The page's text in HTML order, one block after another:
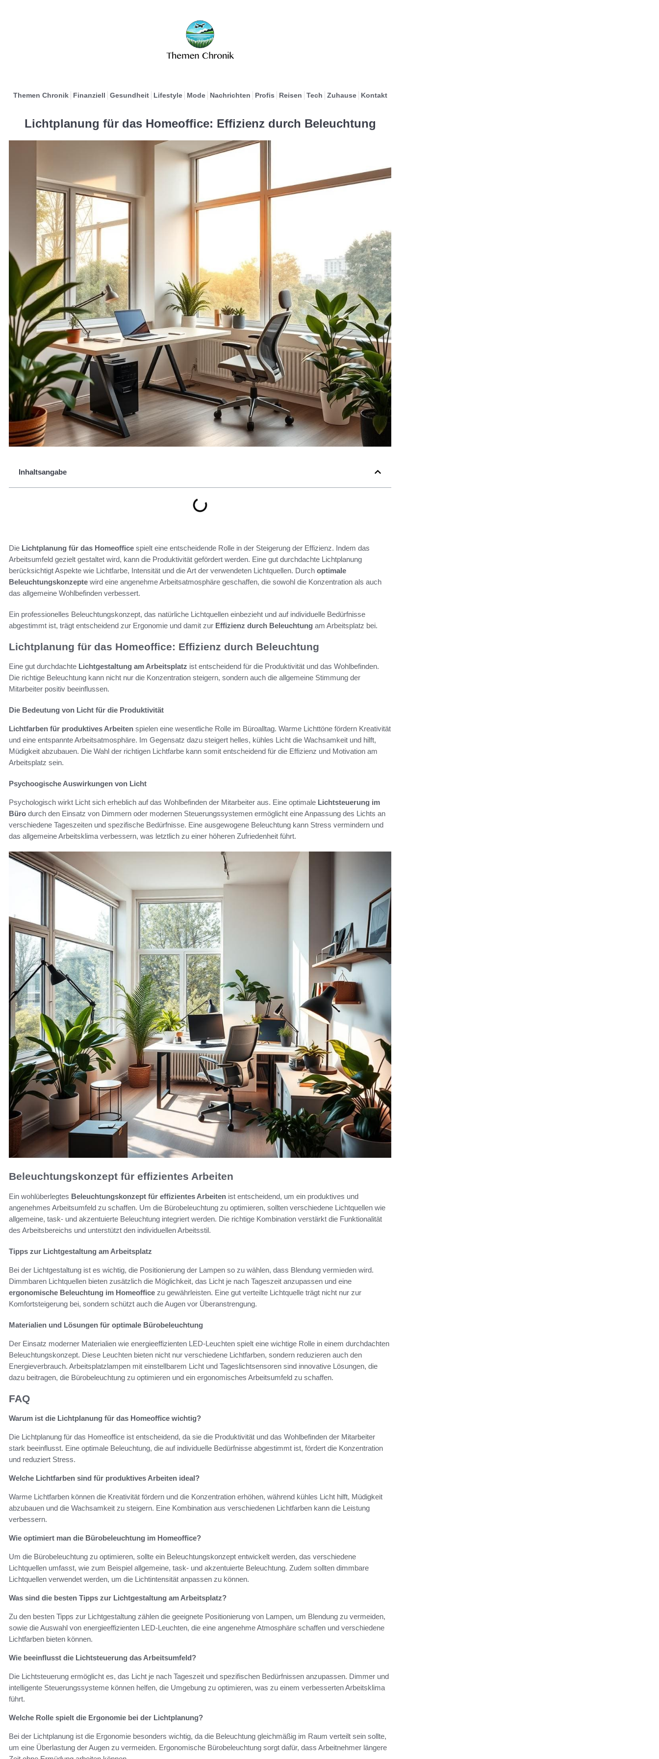
Themen Chronik Finanziell Gesundheit Lifestyle Mode Nachrichten Profis Reisen Tech Zuhause Kontakt
Lichtplanung für das Homeoffice: Effizienz durch Beleuchtung
Inhaltsangabe
Die Lichtplanung für das Homeoffice spielt eine entscheidende Rolle in der Steigerung der Effizienz. Indem das
Arbeitsumfeld gezielt gestaltet wird, kann die Produktivität gefördert werden. Eine gut durchdachte Lichtplanung
berücksichtigt Aspekte wie Lichtfarbe, Intensität und die Art der verwendeten Lichtquellen. Durch optimale
Beleuchtungskonzepte wird eine angenehme Arbeitsatmosphäre geschaffen, die sowohl die Konzentration als auch
das allgemeine Wohlbefinden verbessert.
Ein professionelles Beleuchtungskonzept, das natürliche Lichtquellen einbezieht und auf individuelle Bedürfnisse
abgestimmt ist, trägt entscheidend zur Ergonomie und damit zur Effizienz durch Beleuchtung am Arbeitsplatz bei.
Lichtplanung für das Homeoffice: Effizienz durch Beleuchtung
Eine gut durchdachte Lichtgestaltung am Arbeitsplatz ist entscheidend für die Produktivität und das Wohlbefinden.
Die richtige Beleuchtung kann nicht nur die Konzentration steigern, sondern auch die allgemeine Stimmung der
Mitarbeiter positiv beeinflussen.
Die Bedeutung von Licht für die Produktivität
Lichtfarben für produktives Arbeiten spielen eine wesentliche Rolle im Büroalltag. Warme Lichttöne fördern Kreativität
und eine entspannte Arbeitsatmosphäre. Im Gegensatz dazu steigert helles, kühles Licht die Wachsamkeit und hilft,
Müdigkeit abzubauen. Die Wahl der richtigen Lichtfarbe kann somit entscheidend für die Effizienz und Motivation am
Arbeitsplatz sein.
Psychoogische Auswirkungen von Licht
Psychologisch wirkt Licht sich erheblich auf das Wohlbefinden der Mitarbeiter aus. Eine optimale Lichtsteuerung im
Büro durch den Einsatz von Dimmern oder modernen Steuerungssystemen ermöglicht eine Anpassung des Lichts an
verschiedene Tageszeiten und spezifische Bedürfnisse. Eine ausgewogene Beleuchtung kann Stress vermindern und
das allgemeine Arbeitsklima verbessern, was letztlich zu einer höheren Zufriedenheit führt.
Beleuchtungskonzept für effizientes Arbeiten
Ein wohlüberlegtes Beleuchtungskonzept für effizientes Arbeiten ist entscheidend, um ein produktives und
angenehmes Arbeitsumfeld zu schaffen. Um die Bürobeleuchtung zu optimieren, sollten verschiedene Lichtquellen wie
allgemeine, task- und akzentuierte Beleuchtung integriert werden. Die richtige Kombination verstärkt die Funktionalität
des Arbeitsbereichs und unterstützt den individuellen Arbeitsstil.
Tipps zur Lichtgestaltung am Arbeitsplatz
Bei der Lichtgestaltung ist es wichtig, die Positionierung der Lampen so zu wählen, dass Blendung vermieden wird.
Dimmbaren Lichtquellen bieten zusätzlich die Möglichkeit, das Licht je nach Tageszeit anzupassen und eine
ergonomische Beleuchtung im Homeoffice zu gewährleisten. Eine gut verteilte Lichtquelle trägt nicht nur zur
Komfortsteigerung bei, sondern schützt auch die Augen vor Überanstrengung.
Materialien und Lösungen für optimale Bürobeleuchtung
Der Einsatz moderner Materialien wie energieeffizienten LED-Leuchten spielt eine wichtige Rolle in einem durchdachten
Beleuchtungskonzept. Diese Leuchten bieten nicht nur verschiedene Lichtfarben, sondern reduzieren auch den
Energieverbrauch. Arbeitsplatzlampen mit einstellbarem Licht und Tageslichtsensoren sind innovative Lösungen, die
dazu beitragen, die Bürobeleuchtung zu optimieren und ein ergonomisches Arbeitsumfeld zu schaffen.
FAQ
Warum ist die Lichtplanung für das Homeoffice wichtig?
Die Lichtplanung für das Homeoffice ist entscheidend, da sie die Produktivität und das Wohlbefinden der Mitarbeiter
stark beeinflusst. Eine optimale Beleuchtung, die auf individuelle Bedürfnisse abgestimmt ist, fördert die Konzentration
und reduziert Stress.
Welche Lichtfarben sind für produktives Arbeiten ideal?
Warme Lichtfarben können die Kreativität fördern und die Konzentration erhöhen, während kühles Licht hilft, Müdigkeit
abzubauen und die Wachsamkeit zu steigern. Eine Kombination aus verschiedenen Lichtfarben kann die Leistung
verbessern.
Wie optimiert man die Bürobeleuchtung im Homeoffice?
Um die Bürobeleuchtung zu optimieren, sollte ein Beleuchtungskonzept entwickelt werden, das verschiedene
Lichtquellen umfasst, wie zum Beispiel allgemeine, task- und akzentuierte Beleuchtung. Zudem sollten dimmbare
Lichtquellen verwendet werden, um die Lichtintensität anpassen zu können.
Was sind die besten Tipps zur Lichtgestaltung am Arbeitsplatz?
Zu den besten Tipps zur Lichtgestaltung zählen die geeignete Positionierung von Lampen, um Blendung zu vermeiden,
sowie die Auswahl von energieeffizienten LED-Leuchten, die eine angenehme Atmosphäre schaffen und verschiedene
Lichtfarben bieten können.
Wie beeinflusst die Lichtsteuerung das Arbeitsumfeld?
Die Lichtsteuerung ermöglicht es, das Licht je nach Tageszeit und spezifischen Bedürfnissen anzupassen. Dimmer und
intelligente Steuerungssysteme können helfen, die Umgebung zu optimieren, was zu einem verbesserten Arbeitsklima
führt.
Welche Rolle spielt die Ergonomie bei der Lichtplanung?
Bei der Lichtplanung ist die Ergonomie besonders wichtig, da die Beleuchtung gleichmäßig im Raum verteilt sein sollte,
um eine Überlastung der Augen zu vermeiden. Ergonomische Bürobeleuchtung sorgt dafür, dass Arbeitnehmer längere